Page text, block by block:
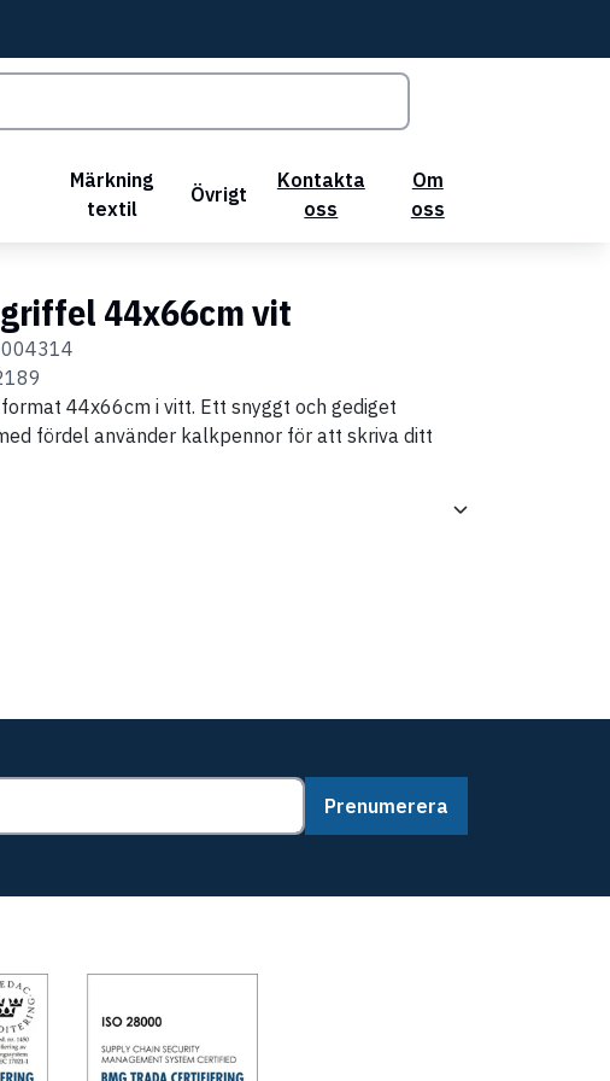
Märkning
textil
Övrigt
Kontakta
oss
Om
oss
44x66cm vit
44x66cm i vitt. Ett snyggt och gediget
fördel använder kalkpennor för att skriva ditt
Prenumerera